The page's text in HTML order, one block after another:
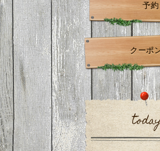
予約
クーポ